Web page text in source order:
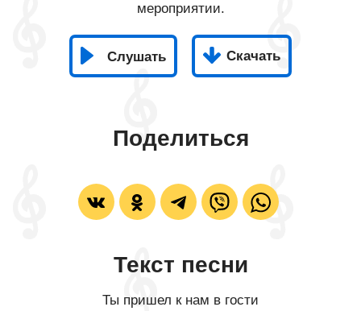
мероприятии.
Слушать Скачать
Поделиться
Текст песни
Ты пришел к нам в гости